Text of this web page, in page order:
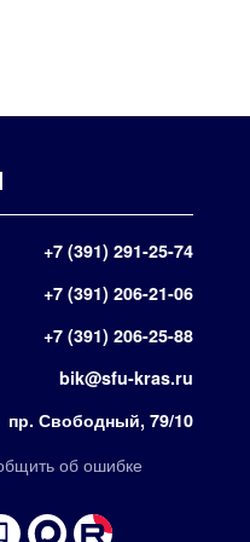
+7 (391) 291-25-74
+7 (391) 206-21-06
+7 (391) 206-25-88
bik@sfu-kras.ru
пр. Свободный, 79/10
об ошибке